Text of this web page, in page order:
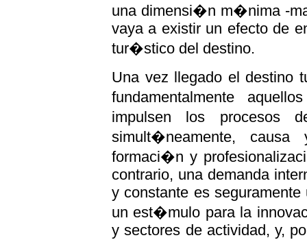
una dimensi�n m�nima -
vaya a existir un efecto de
tur�stico del destino.
Una vez llegado el
fundamentalmente
impulsen los procesos
simult�neamente,
formaci�n y
contrario, una demanda
y constante es
un est�mulo para la
y sectores de actividad, y,